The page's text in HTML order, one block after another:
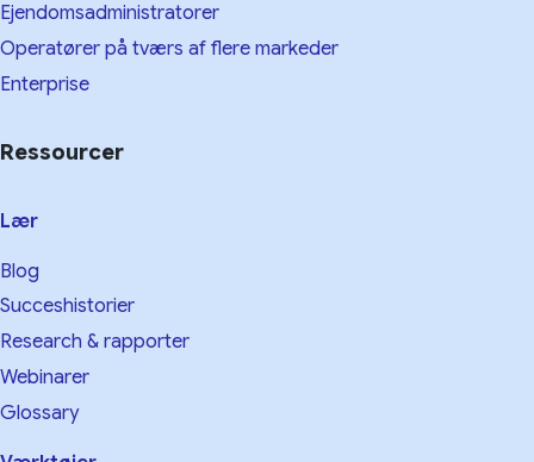
Ejendomsadministratorer
Operatører på tværs af flere markeder
Enterprise
Ressourcer
Lær
Blog
Succeshistorier
Research & rapporter
Webinarer
Glossary